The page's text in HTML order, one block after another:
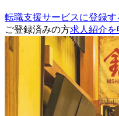
転職支援サービスに登録す
ご登録済みの方求人紹介を